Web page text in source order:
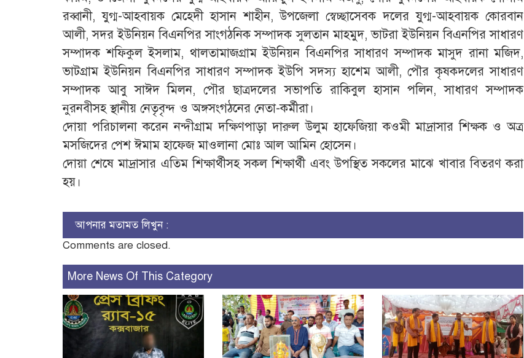
রব্বানী, যুগ্ম-আহবায়ক মেহেদী হাসান শাহীন, উপজেলা স্বেচ্ছাসেবক দলের যুগ্ম-আহবায়ক কোরবান
আলী, সদর ইউনিয়ন বিএনপির সাংগঠনিক সম্পাদক সুলতান মাহমুদ, ভাটরা ইউনিয়ন বিএনপির সাধারণ
সম্পাদক শফিকুল ইসলাম, থালতামাজগ্রাম ইউনিয়ন বিএনপির সাধারণ সম্পাদক মাসুদ রানা মজিদ,
ভাটগ্রাম ইউনিয়ন বিএনপির সাধারণ সম্পাদক ইউপি সদস্য হাশেম আলী, পৌর কৃষকদলের সাধারণ
সম্পাদক আবু সাঈদ মিলন, পৌর ছাত্রদলের সভাপতি রাকিবুল হাসান পলিন, সাধারণ সম্পাদক
নুরনবীসহ স্থানীয় নেতৃবৃন্দ ও অঙ্গসংগঠনের নেতা-কর্মীরা।
দোয়া পরিচালনা করেন নন্দীগ্রাম দক্ষিণপাড়া দারুল উলুম হাফেজিয়া কওমী মাদ্রাসার শিক্ষক ও অত্র
মসজিদের পেশ ঈমাম হাফেজ মাওলানা মোঃ আল আমিন হোসেন।
দোয়া শেষে মাদ্রাসার এতিম শিক্ষার্থীসহ সকল শিক্ষার্থী এবং উপস্থিত সকলের মাঝে খাবার বিতরণ করা
হয়।
আপনার মতামত লিখুন :
Comments are closed.
More News Of This Category